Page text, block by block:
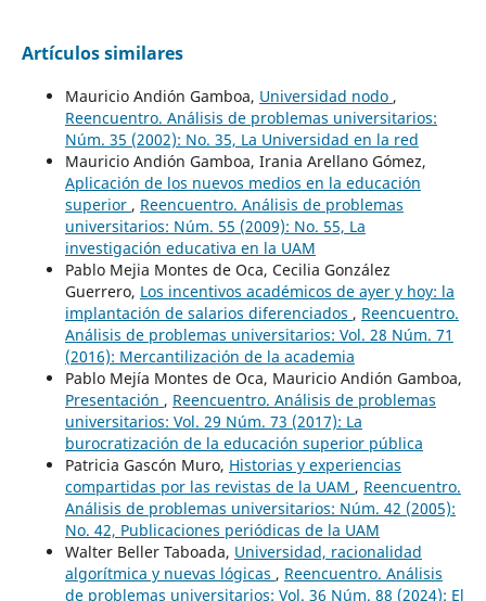
Artículos similares
Mauricio Andión Gamboa, Universidad nodo ,
Reencuentro. Análisis de problemas universitarios:
Núm. 35 (2002): No. 35, La Universidad en la red
Mauricio Andión Gamboa, Irania Arellano Gómez,
Aplicación de los nuevos medios en la educación
superior , Reencuentro. Análisis de problemas
universitarios: Núm. 55 (2009): No. 55, La
investigación educativa en la UAM
Pablo Mejia Montes de Oca, Cecilia González
Guerrero, Los incentivos académicos de ayer y hoy: la
implantación de salarios diferenciados , Reencuentro.
Análisis de problemas universitarios: Vol. 28 Núm. 71
(2016): Mercantilización de la academia
Pablo Mejía Montes de Oca, Mauricio Andión Gamboa,
Presentación , Reencuentro. Análisis de problemas
universitarios: Vol. 29 Núm. 73 (2017): La
burocratización de la educación superior pública
Patricia Gascón Muro, Historias y experiencias
compartidas por las revistas de la UAM , Reencuentro.
Análisis de problemas universitarios: Núm. 42 (2005):
No. 42, Publicaciones periódicas de la UAM
Walter Beller Taboada, Universidad, racionalidad
algorítmica y nuevas lógicas , Reencuentro. Análisis
de problemas universitarios: Vol. 36 Núm. 88 (2024): El